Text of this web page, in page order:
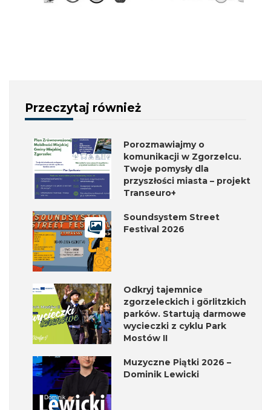
Przeczytaj również
Porozmawiajmy o
komunikacji w Zgorzelcu.
Twoje pomysły dla
przyszłości miasta – projekt
Transeuro+
Soundsystem Street
Festival 2026
Odkryj tajemnice
zgorzeleckich i görlitzkich
parków. Startują darmowe
wycieczki z cyklu Park
Mostów II
Muzyczne Piątki 2026 –
Dominik Lewicki